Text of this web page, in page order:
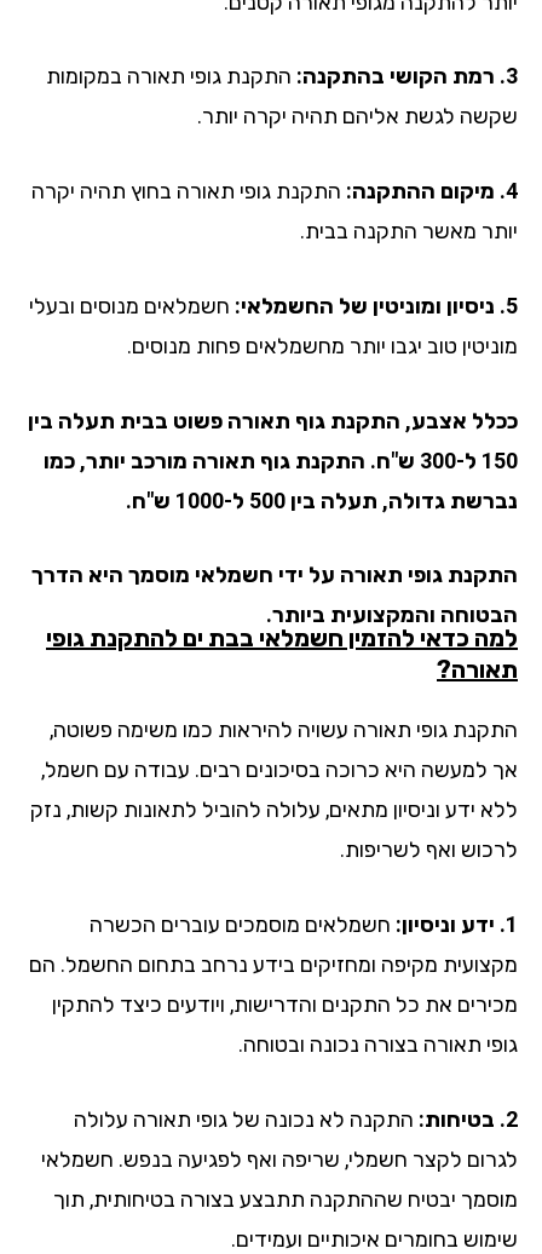
התקנת גופי תאורה במקומות
לגשת אליהם תהיה יקרה יותר.
התקנת גופי תאורה בחוץ תהיה יקרה
מאשר התקנה בבית.
חשמלאים מנוסים ובעלי
טוב יגבו יותר מחשמלאים פחות מנוסים.
אצבע, התקנת גוף תאורה פשוט בבית תעלה בין
150 ל-300 ש"ח. התקנת גוף תאורה מורכב יותר, כמו
גדולה, תעלה בין 500 ל-1000 ש"ח.
גופי תאורה על ידי חשמלאי מוסמך היא הדרך
והמקצועית ביותר.
כדאי להזמין חשמלאי בבת ים להתקנת גופי
גופי תאורה עשויה להיראות כמו משימה פשוטה,
למעשה היא כרוכה בסיכונים רבים. עבודה עם חשמל,
ידע וניסיון מתאים, עלולה להוביל לתאונות קשות, נזק
ואף לשריפות.
חשמלאים מוסמכים עוברים הכשרה
מקיפה ומחזיקים בידע נרחב בתחום החשמל. הם
את כל התקנים והדרישות, ויודעים כיצד להתקין
תאורה בצורה נכונה ובטוחה.
התקנה לא נכונה של גופי תאורה עלולה
לקצר חשמלי, שריפה ואף לפגיעה בנפש. חשמלאי
יבטיח שההתקנה תתבצע בצורה בטיחותית, תוך
בחומרים איכותיים ועמידים.